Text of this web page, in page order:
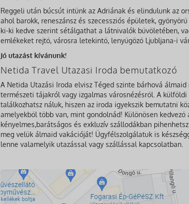
Reggeli után búcsút intünk az Adriának és elindulunk az
ahol barokk, reneszánsz és szecessziós épületek,
ki-ki kedve szerint sétálgathat a látnivalók bűvöletében,
emlékeket rejtő, városra letekintő, lenyűgöző Ljubljana-i
Jó utazást kívánunk!
Netida Travel Utazasi Iroda bemutatkozó
A Netida Utazási Iroda elvisz Téged szinte bárhová
természeti tájakról vagy izgalmas városnézésről. A
találkozhatsz náluk, hiszen az iroda igyekszik bemutatni
amelyekből több van, mint gondolnád! Különösen
kényelmes,barátságos és exkluzív szállodákban
meg velük álmaid vakációját! Ügyfélszolgálatuk is
lenne valamelyik utazással vagy szállással kapcsolatban.